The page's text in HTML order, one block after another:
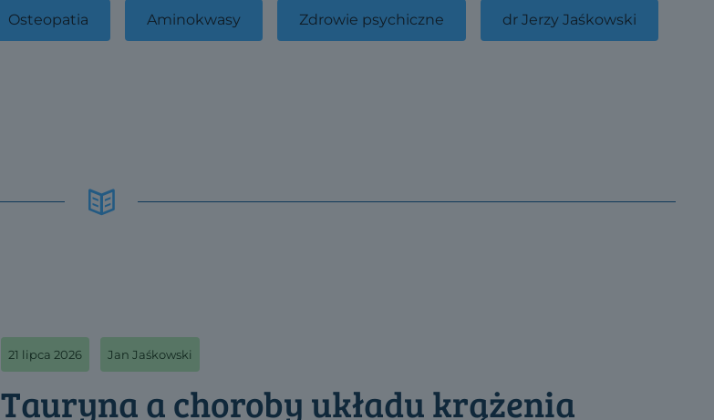
Osteopatia Aminokwasy Zdrowie psychiczne dr Jerzy Jaśkowski
21 lipca 2026 Jan Jaśkowski
Tauryna a choroby układu krążenia